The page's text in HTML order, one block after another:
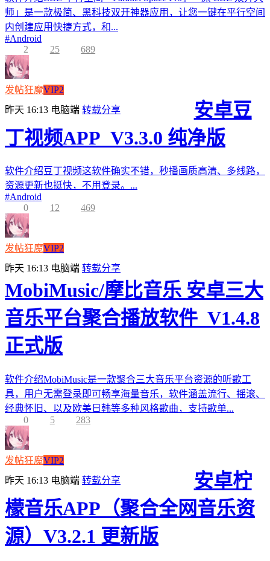
师」是一款极简、黑科技双开神器应用，让您一键在平行空间
内创建应用快捷方式，和...
#Android
2
25 689
发帖狂魔VIP2
昨天 16:13 电脑端 转载分享
安卓豆
丁视频APP_V3.3.0 纯净版
软件介绍豆丁视频这软件确实不错，秒播画质高清、多线路，
资源更新也挺快，不用登录。...
#Android
0
12 469
发帖狂魔VIP2
昨天 16:13 电脑端 转载分享
MobiMusic/摩比音乐 安卓三大
音乐平台聚合播放软件_V1.4.8
正式版
软件介绍MobiMusic是一款聚合三大音乐平台资源的听歌工
具，用户无需登录即可畅享海量音乐，软件涵盖流行、摇滚、
经典怀旧、以及欧美日韩等多种风格歌曲，支持歌单...
0
5 283
发帖狂魔VIP2
昨天 16:13 电脑端 转载分享
安卓柠
檬音乐APP（聚合全网音乐资
源）V3.2.1 更新版